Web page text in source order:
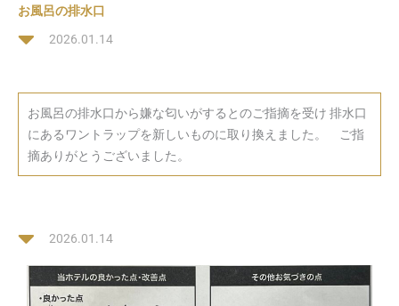
お風呂の排水口
2026.01.14
お風呂の排水口から嫌な匂いがするとのご指摘を受け 排水口
にあるワントラップを新しいものに取り換えました。 ご指
摘ありがとうございました。
2026.01.14